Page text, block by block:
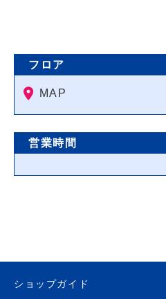
フロア
MAP
営業時間
ショップガイド